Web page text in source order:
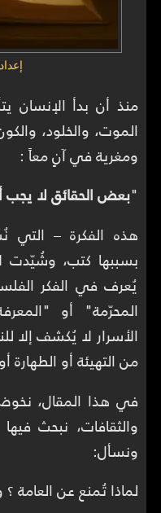
منذ أن بدأ الإنسان
الموت، والخلود،
ومغرية في آنٍ معاً :
"بعض الحقائق لا يجب
هذه الفكرة – التي
بسببها كتب، وشُيّدت
يُعرف في الفكر
المحرّمة" أو
الأسرار لا يُكشف إلا
من التهيئة أو
في هذا المقال، نخوض
والثقافات، نبحث
ونسأل:
لماذا تُمنع عن العامة